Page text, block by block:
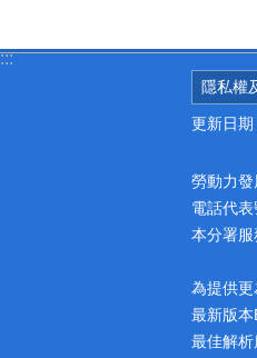
:::
隱私權
更新日
勞動力發
電話代
本分署
為提供更
最新版
最佳解